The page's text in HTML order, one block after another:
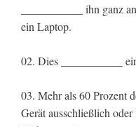
___________ ihn ganz
ein Laptop.
02. Dies ___________
03. Mehr als 60 Prozent
Gerät ausschließlich